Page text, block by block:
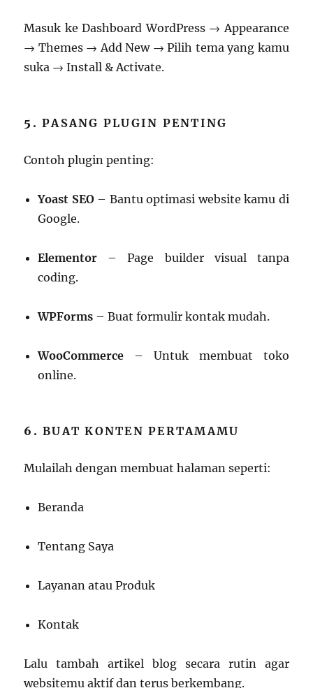
Masuk ke Dashboard WordPress → Appearance
→ Themes → Add New → Pilih tema yang kamu
suka → Install & Activate.
5.PASANG PLUGIN PENTING
Contoh plugin penting:
Yoast SEO– Bantu optimasi website kamu di
Google.
Elementor – Page builder visual tanpa
coding.
WPForms – Buat formulir kontak mudah.
WooCommerce – Untuk membuat toko
online.
6.BUAT KONTEN PERTAMAMU
Mulailah dengan membuat halaman seperti:
Beranda
Tentang Saya
Layanan atau Produk
Kontak
Lalu tambah artikel blog secara rutin agar
websitemu aktif dan terus berkembang.